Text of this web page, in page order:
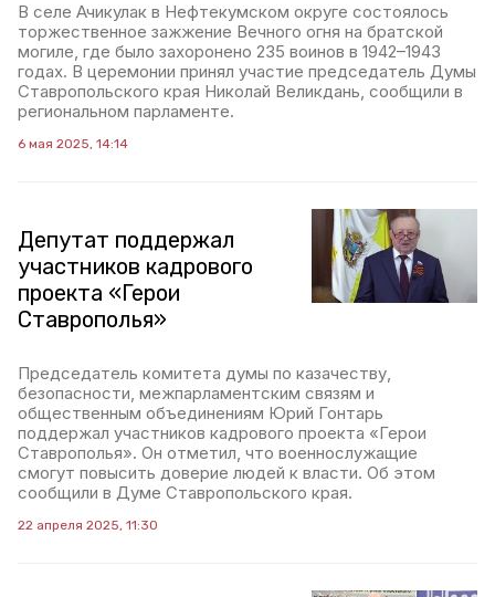
В селе Ачикулак в Нефтекумском округе состоялось
торжественное зажжение Вечного огня на братской
могиле, где было захоронено 235 воинов в 1942–1943
годах. В церемонии принял участие председатель Думы
Ставропольского края Николай Великдань, сообщили в
региональном парламенте.
6 мая 2025, 14:14
Депутат поддержал
участников кадрового
проекта «Герои
Ставрополья»
Председатель комитета думы по казачеству,
безопасности, межпарламентским связям и
общественным объединениям Юрий Гонтарь
поддержал участников кадрового проекта «Герои
Ставрополья». Он отметил, что военнослужащие
смогут повысить доверие людей к власти. Об этом
сообщили в Думе Ставропольского края.
22 апреля 2025, 11:30